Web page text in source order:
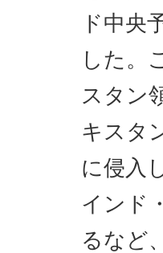
ド中央
した。
スタン
キスタ
に侵入
インド
るなど